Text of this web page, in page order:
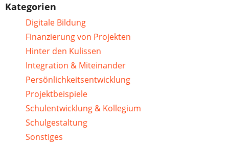
Kategorien
Digitale Bildung
Finanzierung von Projekten
Hinter den Kulissen
Integration & Miteinander
Persönlichkeitsentwicklung
Projektbeispiele
Schulentwicklung & Kollegium
Schulgestaltung
Sonstiges